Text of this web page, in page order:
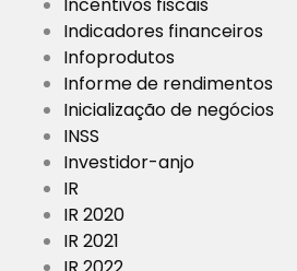
Indicadores financeiros
Infoprodutos
Informe de rendimentos
Inicialização de negócios
INSS
Investidor-anjo
IR
IR 2020
IR 2021